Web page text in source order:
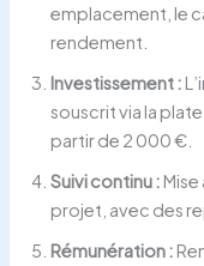
emplacement, le
rendement.
Investissement :
souscrit via la
partir de 2 000 €.
Suivi continu :
projet, avec des
Rémunération :